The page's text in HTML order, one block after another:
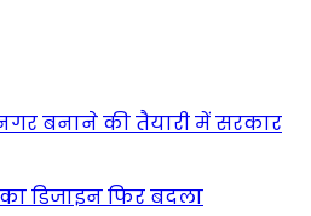
बनाने की तैयारी में सरकार
डिजाइन फिर बदला